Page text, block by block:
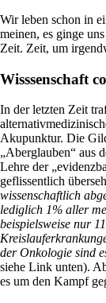
Wir leben schon in
meinen, es ginge
Zeit. Zeit, um
Wisssenschaft
In der letzten Zeit
Akupunktur. Die
„Aberglauben“ aus
Lehre der
geflissentlich
wissenschaftlich
lediglich 1% aller
beispielsweise nur
der Onkologie sind
siehe Link unten).
es um den Kampf